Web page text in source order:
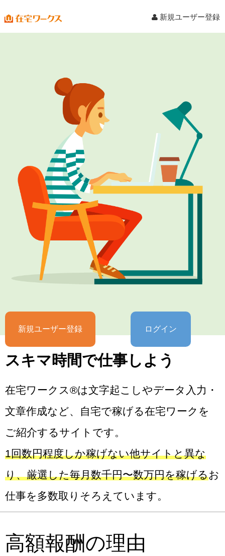
新規ユーザー登録
新規ユーザー登録 ログイン
スキマ時間で仕事しよう
在宅ワークス®は文字起こしやデータ入力・
文章作成など、自宅で稼げる在宅ワークを
ご紹介するサイトです。
1回数円程度しか稼げない他サイトと異な
り、厳選した毎月数千円〜数万円を稼げるお
仕事を多数取りそろえています。
高額報酬の理由